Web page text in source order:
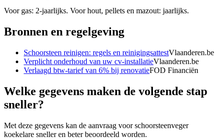
Voor gas: 2-jaarlijks. Voor hout, pellets en mazout: jaarlijks.
Bronnen en regelgeving
Schoorsteen reinigen: regels en reinigingsattestVlaanderen.be
Verplicht onderhoud van uw cv-installatieVlaanderen.be
Verlaagd btw-tarief van 6% bij renovatieFOD Financiën
Welke gegevens maken de volgende stap
sneller?
Met deze gegevens kan de aanvraag voorschoorsteenveger
koekelare sneller en beter beoordeeld worden.